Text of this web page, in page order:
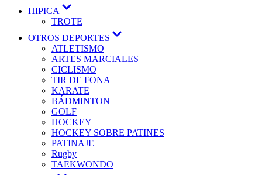
HIPICA
TROTE
OTROS DEPORTES
ATLETISMO
ARTES MARCIALES
CICLISMO
TIR DE FONA
KARATE
BÁDMINTON
GOLF
HOCKEY
HOCKEY SOBRE PATINES
PATINAJE
Rugby
TAEKWONDO